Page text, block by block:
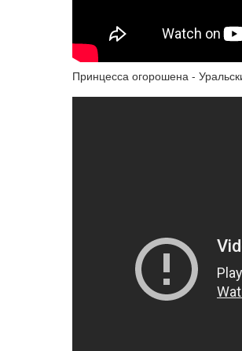
Принцесса огорошена -